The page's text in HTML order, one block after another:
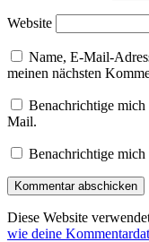
Website
Name, E-Mail-
meinen nächsten
Benachrichtige
Mail.
Benachrichtige
Diese Website
wie deine